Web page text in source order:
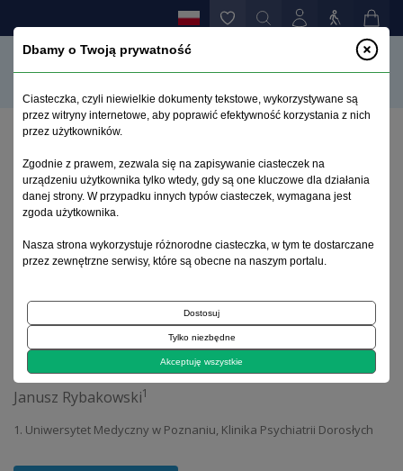
Archiwum 1995–2023
2009, tom 25, zeszyt 3-4
Editorial
Janusz Rybakowski1
1. Uniwersytet Medyczny w Poznaniu, Klinika Psychiatrii Dorosłych
Dbamy o Twoją prywatność
Ciasteczka, czyli niewielkie dokumenty tekstowe, wykorzystywane są
przez witryny internetowe, aby poprawić efektywność korzystania z nich
przez użytkowników.
Zgodnie z prawem, zezwala się na zapisywanie ciasteczek na
urządzeniu użytkownika tylko wtedy, gdy są one kluczowe dla działania
danej strony. W przypadku innych typów ciasteczek, wymagana jest
zgoda użytkownika.
Nasza strona wykorzystuje różnorodne ciasteczka, w tym te dostarczane
przez zewnętrzne serwisy, które są obecne na naszym portalu.
Dostosuj
Tylko niezbędne
Akceptuję wszystkie